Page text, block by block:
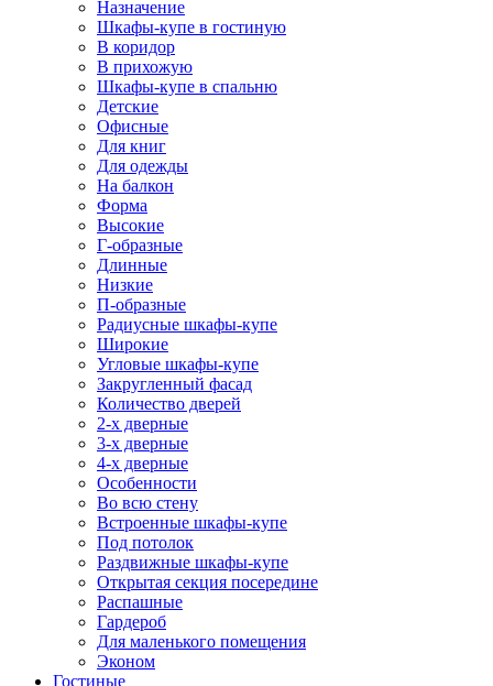
Назначение
Шкафы-купе в гостиную
В коридор
В прихожую
Шкафы-купе в спальню
Детские
Офисные
Для книг
Для одежды
На балкон
Форма
Высокие
Г-образные
Длинные
Низкие
П-образные
Радиусные шкафы-купе
Широкие
Угловые шкафы-купе
Закругленный фасад
Количество дверей
2-х дверные
3-х дверные
4-х дверные
Особенности
Во всю стену
Встроенные шкафы-купе
Под потолок
Раздвижные шкафы-купе
Открытая секция посередине
Распашные
Гардероб
Для маленького помещения
Эконом
Гостиные